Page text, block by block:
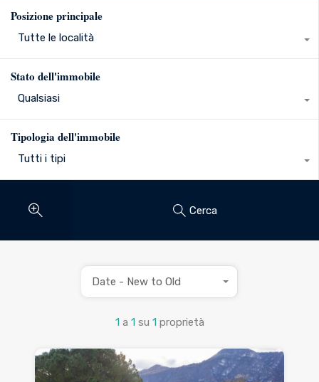
Posizione principale
Tutte le località
Stato dell'immobile
Qualsiasi
Tipologia dell'immobile
Tutti i tipi
Cerca
1 a 1 su 1 proprietà
Date - New to Old